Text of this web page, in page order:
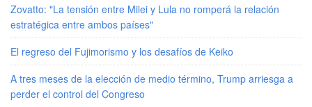
Zovatto: "La tensión entre Milei y Lula no romperá la relación
estratégica entre ambos países"
El regreso del Fujimorismo y los desafíos de Keiko
A tres meses de la elección de medio término, Trump arriesga a
perder el control del Congreso